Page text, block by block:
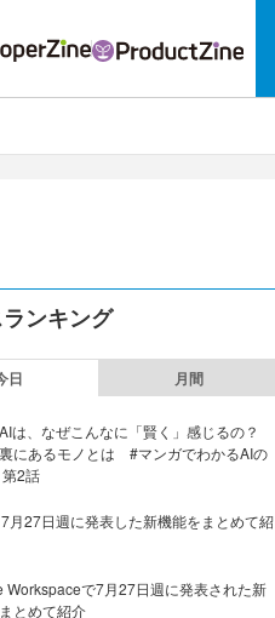
ンキング
日 月間
は、なぜこんなに「賢く」感じるの？
にあるモノとは #マンガでわかるAIの
2話
月27日週に発表した新機能をまとめて紹
Workspaceで7月27日週に発表された新
とめて紹介